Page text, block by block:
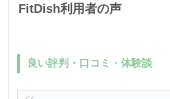
FitDish利用者の声
良い評判・口コミ・体験談